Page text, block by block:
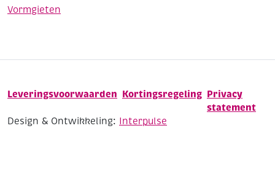
Vormgieten
Leveringsvoorwaarden Kortingsregeling Privacy
statement
Design & Ontwikkeling: Interpulse